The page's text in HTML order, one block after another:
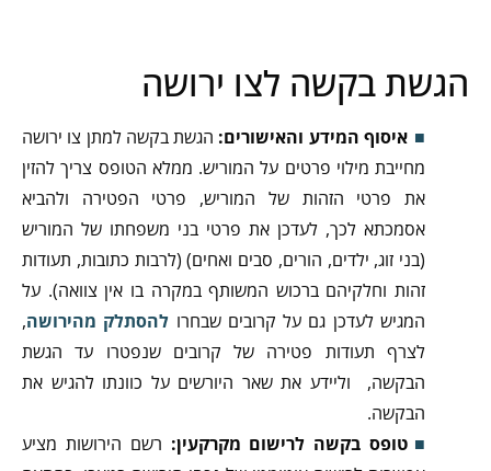
הגשת בקשה לצו ירושה
איסוף המידע והאישורים: הגשת בקשה למתן צו ירושה
מחייבת מילוי פרטים על המוריש. ממלא הטופס צריך להזין
את פרטי הזהות של המוריש, פרטי הפטירה ולהביא
אסמכתא לכך, לעדכן את פרטי בני משפחתו של המוריש
(בני זוג, ילדים, הורים, סבים ואחים) (לרבות כתובות, תעודות
זהות וחלקיהם ברכוש המשותף במקרה בו אין צוואה). על
המגיש לעדכן גם על קרובים שבחרו להסתלק מהירושה,
לצרף תעודות פטירה של קרובים שנפטרו עד הגשת
הבקשה, וליידע את שאר היורשים על כוונתו להגיש את
הבקשה.
טופס בקשה לרישום מקרקעין: רשם הירושות מציע